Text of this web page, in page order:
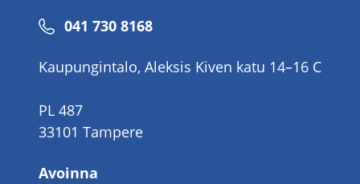
Puhelinnumero
041 730 8168
Kaupungintalo, Aleksis Kiven katu 14–16 C
PL 487
33101 Tampere
Avoinna